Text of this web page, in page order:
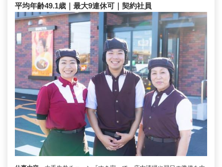
平均年齢49.1歳｜最大9連休可｜契約社員